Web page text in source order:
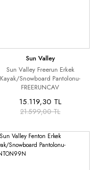
Sun Valley
Sun Valley Freerun Erkek
Kayak/Snowboard Pantolonu-
FREERUNCAV
15.119,30 TL
21.599,00 TL